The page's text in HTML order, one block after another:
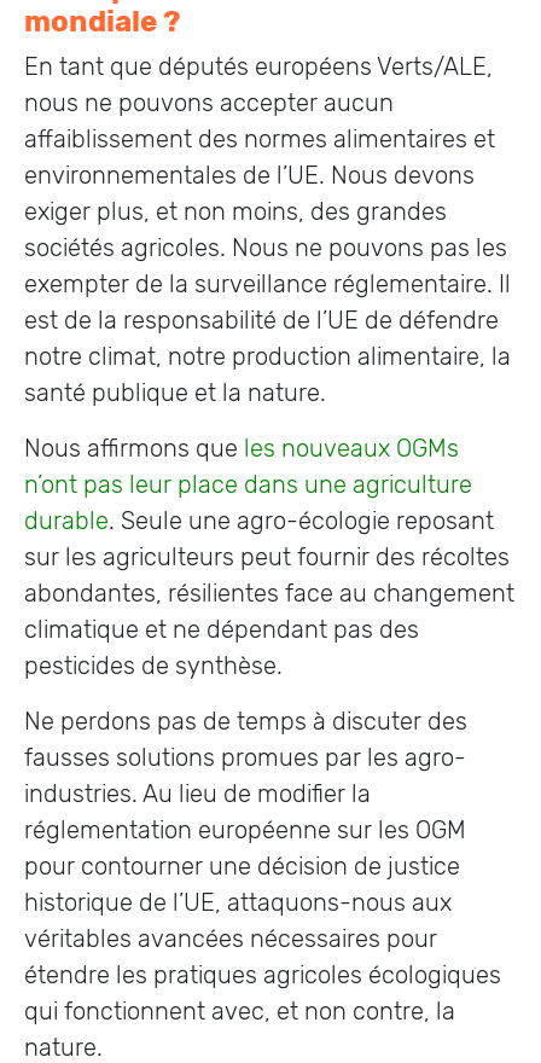
mondiale ?
En tant que députés européens Verts/ALE,
nous ne pouvons accepter aucun
affaiblissement des normes alimentaires et
environnementales de l’UE. Nous devons
exiger plus, et non moins, des grandes
sociétés agricoles. Nous ne pouvons pas les
exempter de la surveillance réglementaire. Il
est de la responsabilité de l’UE de défendre
notre climat, notre production alimentaire, la
santé publique et la nature.
Nous affirmons que les nouveaux OGMs
n’ont pas leur place dans une agriculture
durable. Seule une agro-écologie reposant
sur les agriculteurs peut fournir des récoltes
abondantes, résilientes face au changement
climatique et ne dépendant pas des
pesticides de synthèse.
Ne perdons pas de temps à discuter des
fausses solutions promues par les agro-
industries. Au lieu de modifier la
réglementation européenne sur les OGM
pour contourner une décision de justice
historique de l’UE, attaquons-nous aux
véritables avancées nécessaires pour
étendre les pratiques agricoles écologiques
qui fonctionnent avec, et non contre, la
nature.